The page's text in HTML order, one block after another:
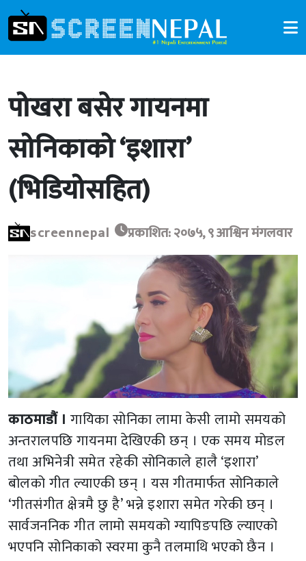
पोखरा बसेर गायनमा
सोनिकाको ‘इशारा’
(भिडियोसहित)
screennepal प्रकाशित: २०७५, ९ आश्विन मंगलवार
काठमाडौं । गायिका सोनिका लामा केसी लामो समयको
अन्तरालपछि गायनमा देखिएकी छन् । एक समय मोडल
तथा अभिनेत्री समेत रहेकी सोनिकाले हालै ‘इशारा’
बोलको गीत ल्याएकी छन् । यस गीतमार्फत सोनिकाले
‘गीतसंगीत क्षेत्रमै छु है’ भन्ने इशारा समेत गरेकी छन् ।
सार्वजननिक गीत लामो समयको ग्यापिङपछि ल्याएको
भएपनि सोनिकाको स्वरमा कुनै तलमाथि भएको छैन ।